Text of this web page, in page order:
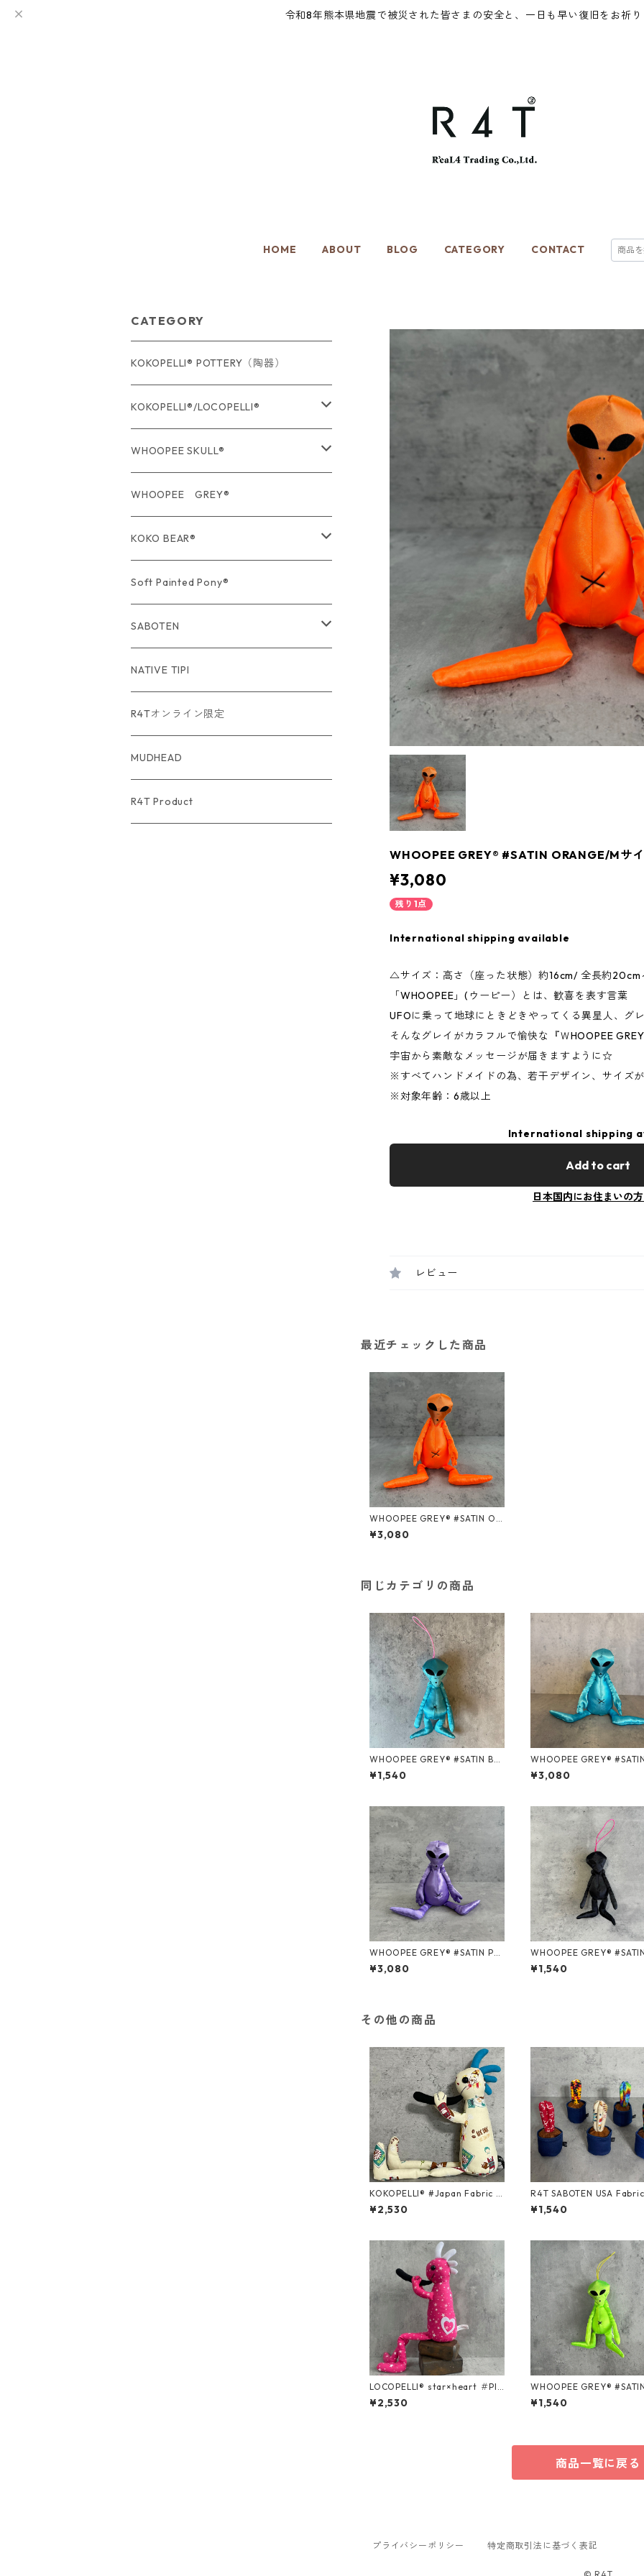
令和8年熊本県地震で被災された皆さまの安全と、一日も早い復旧をお祈
HOME ABOUT BLOG CATEGORY CONTACT
WHOOPEE GREY® #SATIN ORANGE/Mサ
¥3,080
残り1点
International shipping available
△サイズ：高さ（座った状態）約16cm/ 全長約20cm
「WHOOPEE」(ウーピー）とは、歓喜を表す言葉
UFOに乗って地球にときどきやってくる異星人、グ
そんなグレイがカラフルで愉快な『ＷHOOPEE
宇宙から素敵なメッセージが届きますように☆
※すべてハンドメイドの為、若干デザイン、サイズ
※対象年齢：6歳以上
International shipping
Add to cart
日本国内にお住まいの
レビュー
最近チェックした商品
WHOOPEE GREY® #SATIN OR
ANGE/Mサイズ
¥3,080
同じカテゴリの商品
WHOOPEE GREY® #SATIN BL
UE/Sサイズ
¥1,540
WHOOPEE GREY® #SATIN BL
UE/Mサイズ
¥3,080
WHOOPEE GREY® #SATIN PU
RPLE/Mサイズ
¥3,080
WHOOPEE GREY® #SATIN BLA
CK/Sサイズ
¥1,540
その他の商品
KOKOPELLI® #Japan Fabric s
eries ＃322/Mサイズ
¥2,530
R4T SABOTEN USA
ght/ Sサイズ
¥1,540
LOCOPELLI® star×heart ＃PIN
K Mサイズ
¥2,530
WHOOPEE GREY® #SATIN GR
EEN/Sサイズ
¥1,540
商品一覧に戻る
CATEGORY
KOKOPELLI® POTTERY（陶器）
KOKOPELLI®/LOCOPELLI®
USA Fabric series数量限定
期間限定商品
WHOOPEE SKULL®
USA Fabric series数量限定
期間限定商品
WHOOPEE GREY®
KOKO BEAR®
USA Fabric series数量限定
Soft Painted Pony®
SABOTEN
USA Fabric series数量限定
NATIVE TIPI
R4Tオンライン限定
MUDHEAD
R4T Product
プライバシーポリシー 特定商取引法に基づく表記